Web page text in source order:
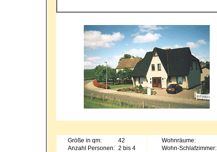
Größe in qm:
42
Anzahl Personen: 2 bis 4
Wohnräume:
Wohn-Schlafzimmer: